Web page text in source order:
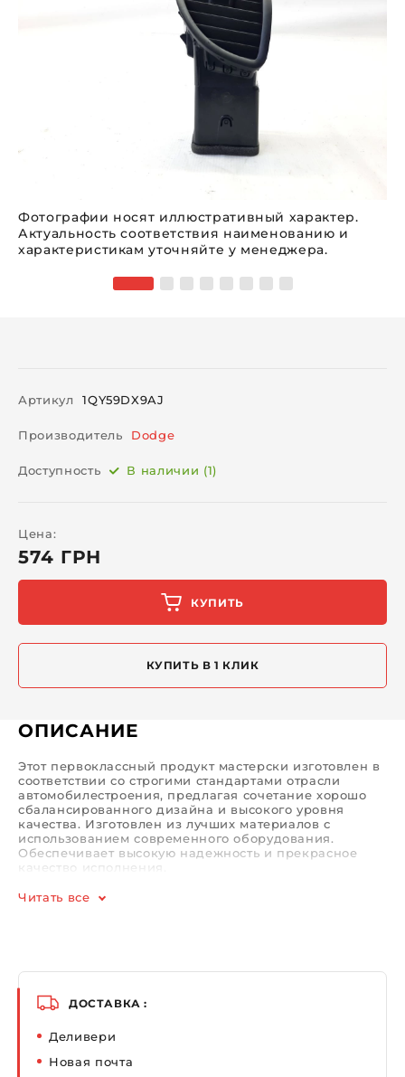
Фотографии носят иллюстративный характер.
Актуальность соответствия наименованию и
характеристикам уточняйте у менеджера.
Артикул 1QY59DX9AJ
Производитель Dodge
Доступность В наличии (1)
Цена:
574 ГРН
КУПИТЬ
КУПИТЬ В 1 КЛИК
ОПИСАНИЕ
Этот первоклассный продукт мастерски изготовлен в
соответствии со строгими стандартами отрасли
автомобилестроения, предлагая сочетание хорошо
сбалансированного дизайна и высокого уровня
качества. Изготовлен из лучших материалов с
использованием современного оборудования.
Обеспечивает высокую надежность и прекрасное
качество исполнения.
Читать все
ДОСТАВКА :
Деливери
Новая почта